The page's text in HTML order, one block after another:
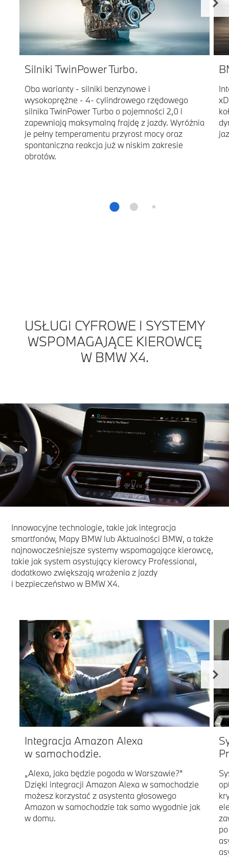
Silniki TwinPower Turbo.
Oba warianty - silniki benzynowe i
wysokoprężne - 4- cylindrowego rzędowego
silnika TwinPower Turbo o pojemności 2,0 l
zapewniają maksymalną frajdę z jazdy. Wyróżnia
je pełny temperamentu przyrost mocy oraz
spontaniczna reakcja już w niskim zakresie
obrotów.
USŁUGI CYFROWE I SYSTEMY
WSPOMAGAJĄCE KIEROWCĘ
W BMW X4.
Innowacyjne technologie, takie jak integracja
smartfonów, Mapy BMW lub Aktualności BMW, a także
najnowocześniejsze systemy wspomagające kierowcę,
takie jak system asystujący kierowcy Professional,
dodatkowo zwiększają wrażenia z jazdy
i bezpieczeństwo w BMW X4.
Integracja Amazon Alexa
w samochodzie.
„Alexa, jaka będzie pogoda w Warszawie?"
Dzięki integracji Amazon Alexa w samochodzie
możesz korzystać z asystenta głosowego
Amazon w samochodzie tak samo wygodnie jak
w domu.